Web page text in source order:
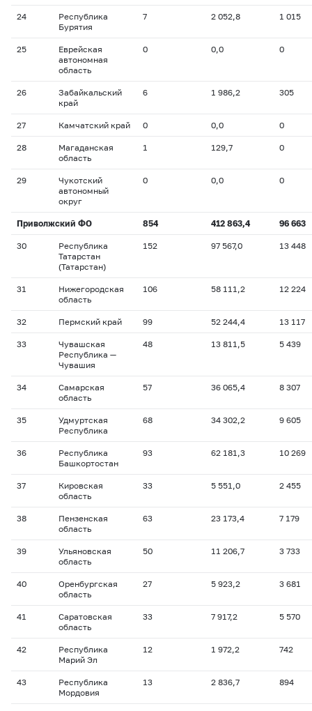
24
Республика
Бурятия
7 2 052,8 1 015
25
Еврейская
автономная
область
0 0,0 0
26
Забайкальский
край
6 1 986,2 305
27 Камчатский край 0 0,0 0
28
Магаданская
область
1 129,7 0
29
Чукотский
автономный
округ
0 0,0 0
Приволжский ФО 854 412 863,4 96 663
30
Республика
Татарстан
(Татарстан)
152 97 567,0 13 448
31
Нижегородская
область
106 58 111,2 12 224
32 Пермский край 99 52 244,4 13 117
33
Чувашская
Республика —
Чувашия
48 13 811,5 5 439
34
Самарская
область
57 36 065,4 8 307
35
Удмуртская
Республика
68 34 302,2 9 605
36
Республика
Башкортостан
93 62 181,3 10 269
37
Кировская
область
33 5 551,0 2 455
38
Пензенская
область
63 23 173,4 7 179
39
Ульяновская
область
50 11 206,7 3 733
40
Оренбургская
область
27 5 923,2 3 681
41
Саратовская
область
33 7 917,2 5 570
42
Республика
Марий Эл
12 1 972,2 742
43
Республика
Мордовия
13 2 836,7 894